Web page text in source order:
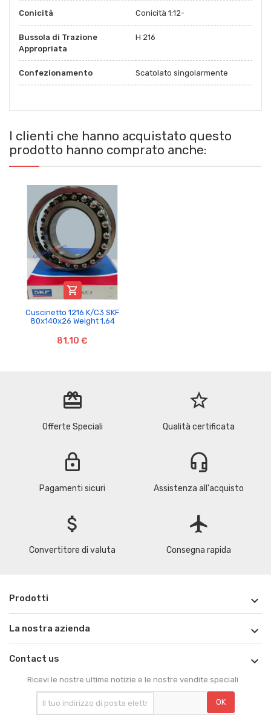
Conicità Conicità 1:12-
Bussola di Trazione
Appropriata
H 216
Confezionamento Scatolato singolarmente
I clienti che hanno acquistato questo
prodotto hanno comprato anche:

Cuscinetto 1216 K/C3 SKF
80x140x26 Weight 1,64
81,10 €
redeem
Offerte Speciali
star_border
Qualità certificata
lock
Pagamenti sicuri
headset_mic
Assistenza all'acquisto
attach_money
Convertitore di valuta
flight
Consegna rapida
Prodotti 
La nostra azienda 
Contact us 
Ricevi le nostre ultime notizie e le nostre vendite speciali